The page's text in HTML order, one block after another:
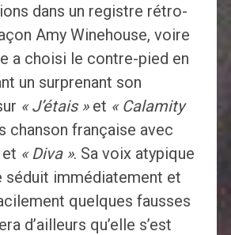
dans un registre rétro-
Amy Winehouse, voire
a choisi le contre-pied en
un surprenant son
« J’étais »et « Calamity
chanson française avec
« Diva ». Sa voix atypique
séduit immédiatement et
quelques fausses
d’ailleurs qu’elle s’est